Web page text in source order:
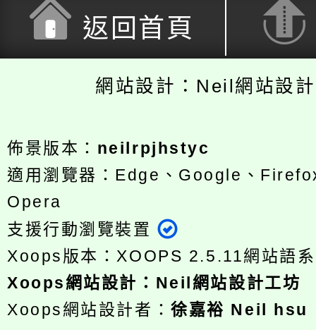
返回首頁
網站設計：Neil網站設
佈景版本： neilrpjhstyc
適用瀏覽器：Edge、Google、
Opera
支援行動瀏覽裝置
Xoops版本： XOOPS 2.5.11網站語
Xoops網站設計 ： Neil網站設計工坊
Xoops網站設計者：徐嘉裕 Neil hsu